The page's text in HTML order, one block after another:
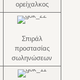
ορείχαλκος
Σπιράλ
προστασίας
σωληνώσεων